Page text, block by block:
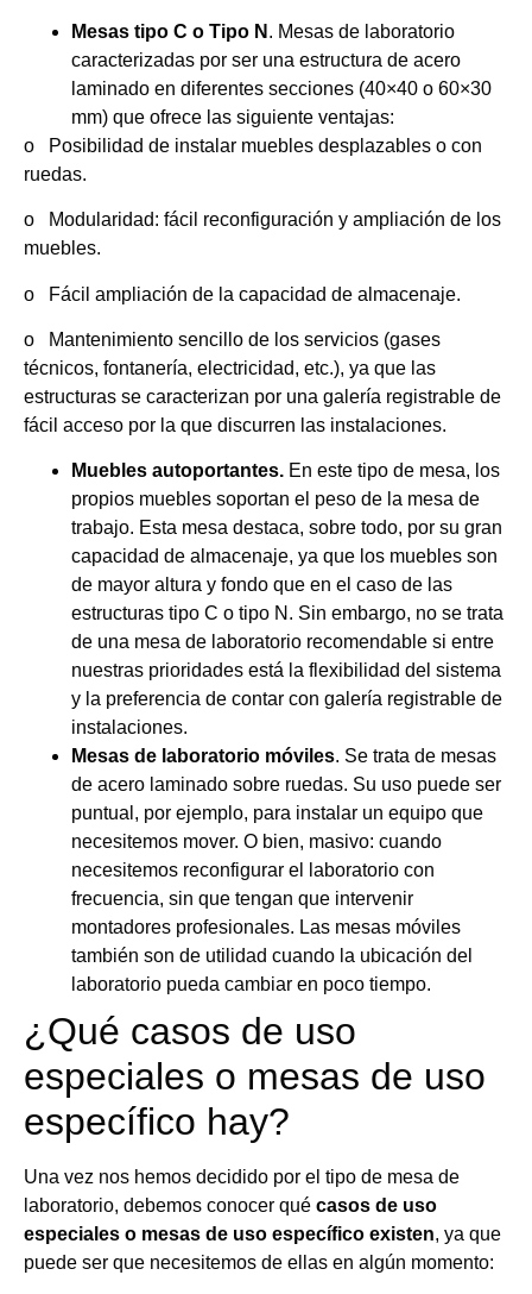
Mesas tipo C o Tipo N . Mesas de laboratorio
caracterizadas por ser una estructura de acero
laminado en diferentes secciones (40×40 o 60×30
mm) que ofrece las siguiente ventajas:
o
Posibilidad de instalar muebles desplazables o con
ruedas.
o
Modularidad: fácil reconfiguración y ampliación de los
muebles.
o Fácil ampliación de la capacidad de almacenaje.
o
Mantenimiento sencillo de los servicios (gases
técnicos, fontanería, electricidad, etc.), ya que las
estructuras se caracterizan por una galería registrable de
fácil acceso por la que discurren las instalaciones.
Muebles autoportantes. En este tipo de mesa, los
propios muebles soportan el peso de la mesa de
trabajo. Esta mesa destaca, sobre todo, por su gran
capacidad de almacenaje, ya que los muebles son
de mayor altura y fondo que en el caso de las
estructuras tipo C o tipo N. Sin embargo, no se trata
de una mesa de laboratorio recomendable si entre
nuestras prioridades está la flexibilidad del sistema
y la preferencia de contar con galería registrable de
instalaciones.
Mesas de laboratorio móviles. Se trata de mesas
de acero laminado sobre ruedas. Su uso puede ser
puntual, por ejemplo, para instalar un equipo que
necesitemos mover. O bien, masivo: cuando
necesitemos reconfigurar el laboratorio con
frecuencia, sin que tengan que intervenir
montadores profesionales. Las mesas móviles
también son de utilidad cuando la ubicación del
laboratorio pueda cambiar en poco tiempo.
¿Qué casos de uso
especiales o mesas de uso
específico hay?
Una vez nos hemos decidido por el tipo de mesa de
laboratorio, debemos conocer qué casos de uso
especiales o mesas de uso específico existen, ya que
puede ser que necesitemos de ellas en algún momento: